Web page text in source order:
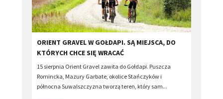
ORIENT GRAVEL W GOŁDAPI. SĄ MIEJSCA, DO
KTÓRYCH CHCE SIĘ WRACAĆ
15 sierpnia Orient Gravel zawita do Gołdapi. Puszcza
Romincka, Mazury Garbate, okolice Stańczyków i
północna Suwalszczyzna tworzą teren, który sam...